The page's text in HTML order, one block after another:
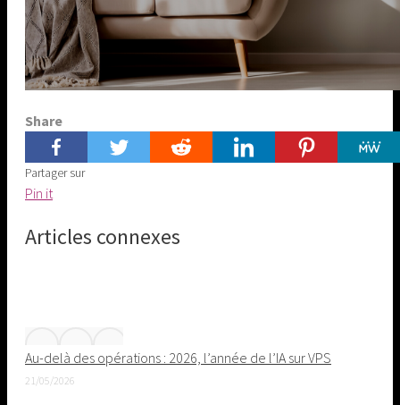
Share
Partager sur
Pin itShare
Pinterest
Articles connexes
Au-delà des opérations : 2026, l’année de l’IA sur VPS
21/05/2026